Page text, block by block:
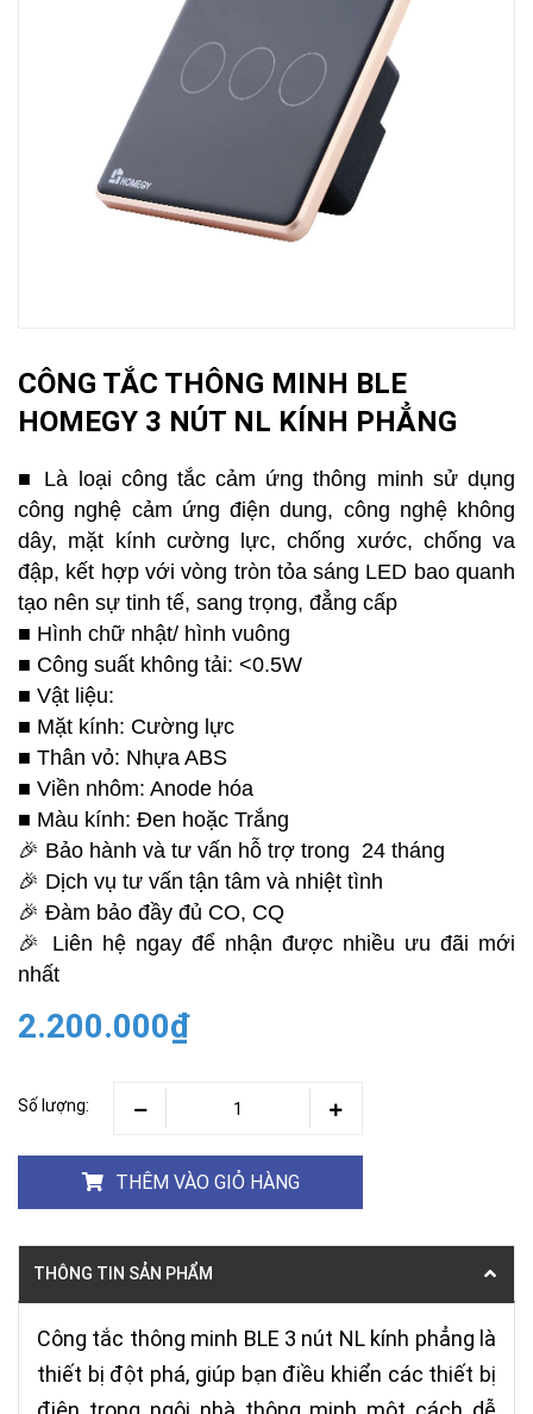
CÔNG TẮC THÔNG MINH BLE
HOMEGY 3 NÚT NL KÍNH PHẲNG
■ Là loại công tắc cảm ứng thông minh sử dụng
công nghệ cảm ứng điện dung, công nghệ không
dây, mặt kính cường lực, chống xước, chống va
đập, kết hợp với vòng tròn tỏa sáng LED bao quanh
tạo nên sự tinh tế, sang trọng, đẳng cấp
■ Hình chữ nhật/ hình vuông
■ Công suất không tải: <0.5W
■ Vật liệu:
■ Mặt kính: Cường lực
■ Thân vỏ: Nhựa ABS
■ Viền nhôm: Anode hóa
■ Màu kính: Đen hoặc Trắng
🎉 Bảo hành và tư vấn hỗ trợ trong 24 tháng
🎉 Dịch vụ tư vấn tận tâm và nhiệt tình
🎉 Đàm bảo đầy đủ CO, CQ
🎉 Liên hệ ngay để nhận được nhiều ưu đãi mới
nhất
2.200.000₫
Số lượng:
THÊM VÀO GIỎ HÀNG
THÔNG TIN SẢN PHẨM
Công tắc thông minh BLE 3 nút NL kính phẳng là
thiết bị đột phá, giúp bạn điều khiển các thiết bị